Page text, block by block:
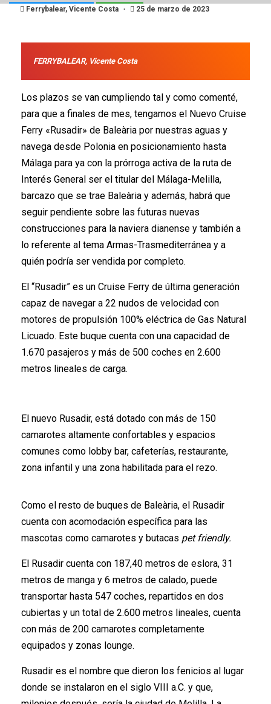
Ferrybalear, Vicente Costa 25 de marzo de 2023
FERRYBALEAR, Vicente Costa
Los plazos se van cumpliendo tal y como comenté,
para que a finales de mes, tengamos el Nuevo Cruise
Ferry «Rusadir» de Baleària por nuestras aguas y
navega desde Polonia en posicionamiento hasta
Málaga para ya con la prórroga activa de la ruta de
Interés General ser el titular del Málaga-Melilla,
barcazo que se trae Baleària y además, habrá que
seguir pendiente sobre las futuras nuevas
construcciones para la naviera dianense y también a
lo referente al tema Armas-Trasmediterránea y a
quién podría ser vendida por completo.
El “Rusadir” es un Cruise Ferry de última generación
capaz de navegar a 22 nudos de velocidad con
motores de propulsión 100% eléctrica de Gas Natural
Licuado. Este buque cuenta con una capacidad de
1.670 pasajeros y más de 500 coches en 2.600
metros lineales de carga.
El nuevo Rusadir, está dotado con más de 150
camarotes altamente confortables y espacios
comunes como lobby bar, cafeterías, restaurante,
zona infantil y una zona habilitada para el rezo.
Como el resto de buques de Baleària, el Rusadir
cuenta con acomodación específica para las
mascotas como camarotes y butacas pet friendly.
El Rusadir cuenta con 187,40 metros de eslora, 31
metros de manga y 6 metros de calado, puede
transportar hasta 547 coches, repartidos en dos
cubiertas y un total de 2.600 metros lineales, cuenta
con más de 200 camarotes completamente
equipados y zonas lounge.
Rusadir es el nombre que dieron los fenicios al lugar
donde se instalaron en el siglo VIII a.C. y que,